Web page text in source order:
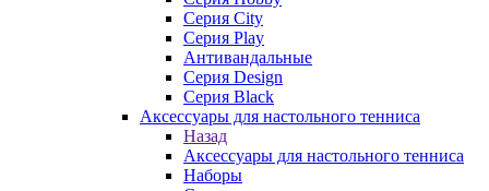
Серия City
Серия Play
Антивандальные
Серия Design
Серия Black
Аксессуары для настольного тенниса
Назад
Аксессуары для настольного тенниса
Наборы